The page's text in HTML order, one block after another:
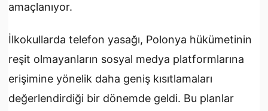
amaçlanıyor.
İlkokullarda telefon yasağı, Polonya hükümetinin
reşit olmayanların sosyal medya platformlarına
erişimine yönelik daha geniş kısıtlamaları
değerlendirdiği bir dönemde geldi. Bu planlar